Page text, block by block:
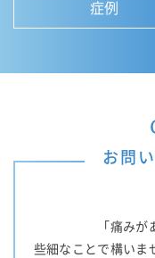
症例
お問
「痛みが
些細なことで構いま